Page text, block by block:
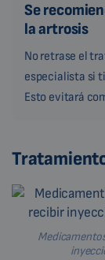
Se
la artrosis
No retrase el
especialista si
Esto evitará